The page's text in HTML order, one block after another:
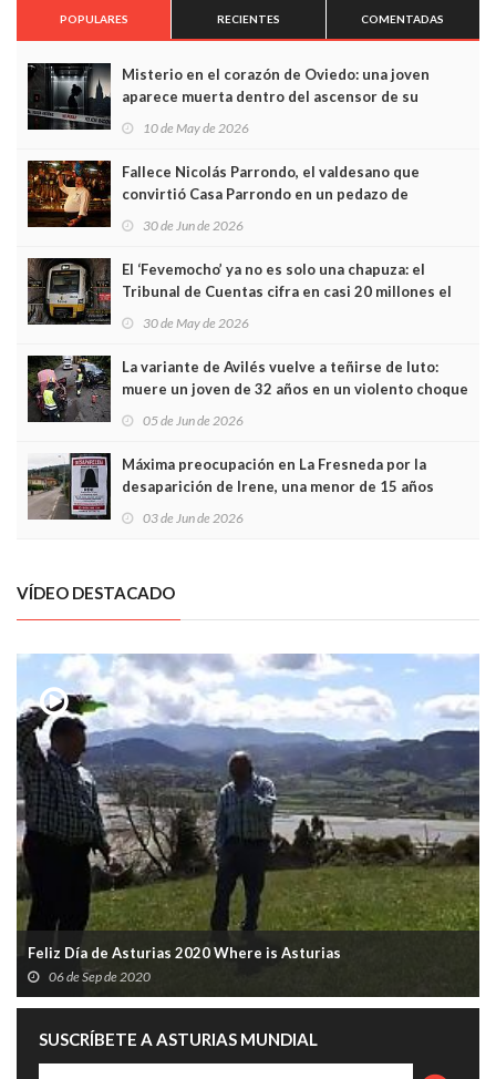
POPULARES RECIENTES COMENTADAS
Misterio en el corazón de Oviedo: una joven
aparece muerta dentro del ascensor de su
edificio y las cámaras captan sus últimos minutos
10 de May de 2026
Fallece Nicolás Parrondo, el valdesano que
convirtió Casa Parrondo en un pedazo de
Asturias en Madrid
30 de Jun de 2026
El ‘Fevemocho’ ya no es solo una chapuza: el
Tribunal de Cuentas cifra en casi 20 millones el
sobrecoste de los trenes que no cabían por los
30 de May de 2026
La variante de Avilés vuelve a teñirse de luto:
muere un joven de 32 años en un violento choque
frontal
05 de Jun de 2026
Máxima preocupación en La Fresneda por la
desaparición de Irene, una menor de 15 años
03 de Jun de 2026
VÍDEO DESTACADO
Feliz Día de Asturias 2020 Where is Asturias
06 de Sep de 2020
SUSCRÍBETE A ASTURIAS MUNDIAL